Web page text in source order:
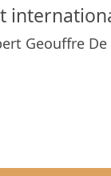
Geouffre De